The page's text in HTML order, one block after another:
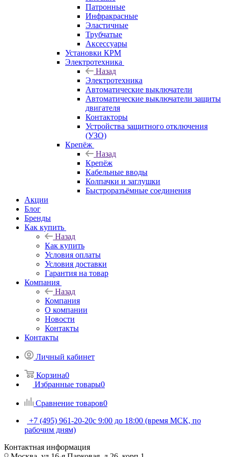
Патронные
Инфракрасные
Эластичные
Трубчатые
Аксессуары
Установки КРМ
Электротехника
Назад
Электротехника
Автоматические выключатели
Автоматические выключатели защиты
двигателя
Контакторы
Устройства защитного отключения
(УЗО)
Крепёж
Назад
Крепёж
Кабельные вводы
Колпачки и заглушки
Быстроразъёмные соединения
Акции
Блог
Бренды
Как купить
Назад
Как купить
Условия оплаты
Условия доставки
Гарантия на товар
Компания
Назад
Компания
О компании
Новости
Контакты
Контакты
Личный кабинет
Корзина0
Избранные товары0
Сравнение товаров0
+7 (495) 961-20-20с 9:00 до 18:00 (время МСК, по
рабочим дням)
Контактная информация